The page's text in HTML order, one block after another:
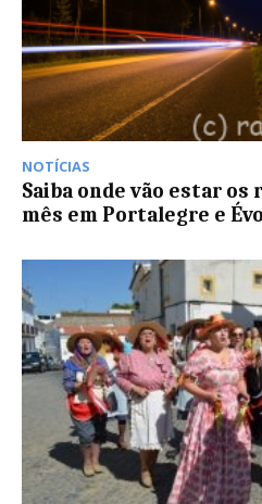
NOTÍCIAS
Saiba onde vão estar os
mês em Portalegre e